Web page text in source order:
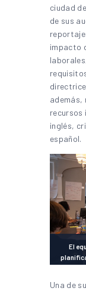
ciudad
de sus
impacto
además,
recursos
inglés,
español.
El
Una de